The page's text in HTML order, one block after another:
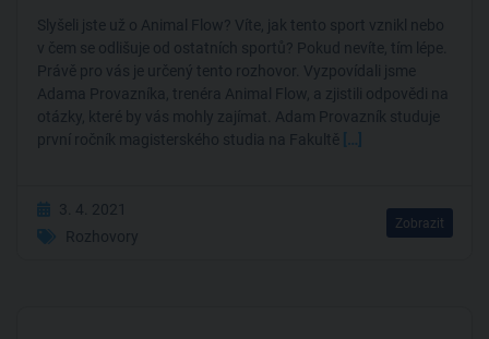
Slyšeli jste už o Animal Flow? Víte, jak tento sport vznikl nebo
v čem se odlišuje od ostatních sportů? Pokud nevíte, tím lépe.
Právě pro vás je určený tento rozhovor. Vyzpovídali jsme
Adama Provazníka, trenéra Animal Flow, a zjistili odpovědi na
otázky, které by vás mohly zajímat. Adam Provazník studuje
první ročník magisterského studia na Fakultě […]
3. 4. 2021
Rozhovory
Zobrazit